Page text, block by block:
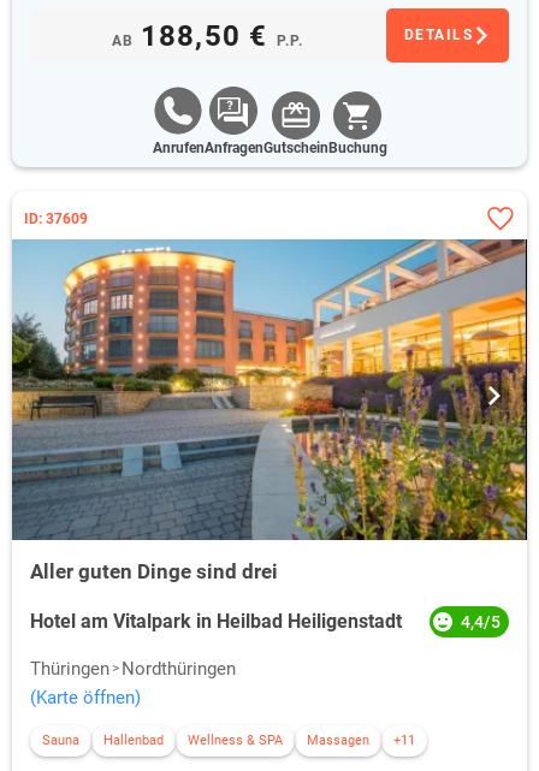
AB 188,50 € P.P. DETAILS
AnrufenAnfragenGutschein Buchung
ID: 37609
Aller guten Dinge sind drei
Hotel am Vitalpark in Heilbad Heiligenstadt 4,4/5
Thüringen
Nordthüringen
(Karte öffnen)
Sauna Hallenbad Wellness & SPA Massagen +11